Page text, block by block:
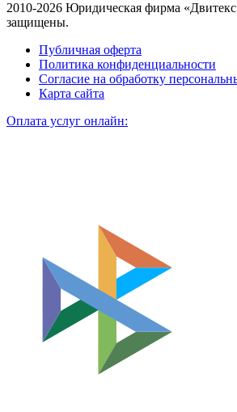
2010-2026 Юридическая фирма
защищены.
Публичная оферта
Политика конфиденциальности
Согласие на обработку
Карта сайта
Оплата услуг онлайн: